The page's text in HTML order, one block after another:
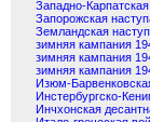
Западно-
Запорожская
Земландская
зимняя кампания
зимняя кампания
зимняя кампания
Изюм-
Инстербургско-
Инчхонская